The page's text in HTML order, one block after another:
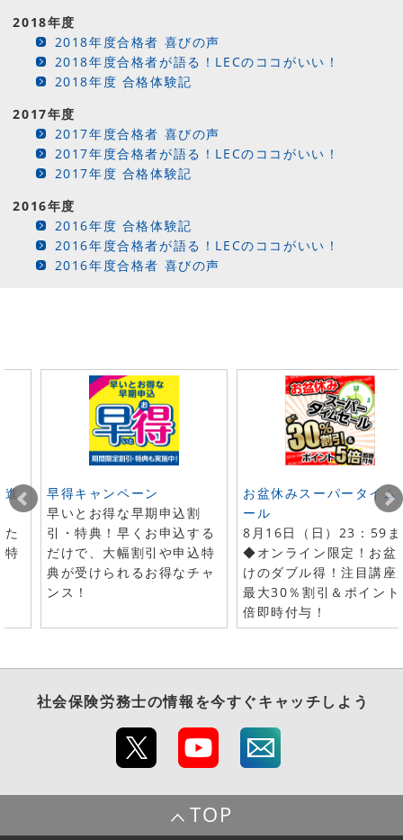
2018年度
2018年度合格者 喜びの声
2018年度合格者が語る！LECのココがいい！
2018年度 合格体験記
2017年度
2017年度合格者 喜びの声
2017年度合格者が語る！LECのココがいい！
2017年度 合格体験記
2016年度
2016年度 合格体験記
2016年度合格者が語る！LECのココがいい！
2016年度合格者 喜びの声
進
特
早得キャンペーン
早いとお得な早期申込割
引・特典！早くお申込する
だけで、大幅割引や申込特
典が受けられるお得なチャ
ンス！
お盆休みスーパータイム
ール
8月16日（日）23：59
◆オンライン限定！お盆
けのダブル得！注目講座
最大30％割引＆ポイン
倍即時付与！
社会保険労務士の情報を今すぐキャッチしよう
TOP